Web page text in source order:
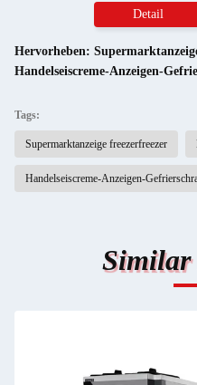
Detail
Hervorheben:
Handelseiscreme-Anzeigen-
Tags:
Supermarktanzeige freezerfreezer
Handelseiscreme-Anzeigen-
Similar